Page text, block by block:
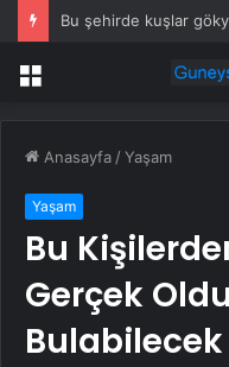
Bu şehirde kuşlar
Menü
Anasayfa /Yaşam
Yaşam
Bu
Gerçek